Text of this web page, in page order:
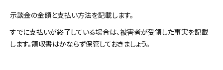
示談金の金額と支払い方法を記載します。
すでに支払いが終了している場合は、被害者が受領した事実を記載
します。領収書はかならず保管しておきましょう。